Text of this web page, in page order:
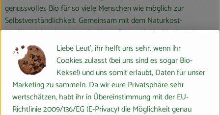
genussvolles Bio für so viele Menschen wie möglich zur
Selbstverständlichkeit. Gemeinsam mit dem Naturkost-
Fachhandel und unseren Kunden stärken wir die ökologische
Landwirtschaft und schaffen eine wichtige Voraussetzung für die
Sicherung einer artenreichen und lebenswerten Umwelt.
Liebe Leut', ihr helft uns sehr, wenn ihr
Cookies zulasst (bei uns sind es sogar Bio-
Kekse!) und uns somit erlaubt, Daten für unser
Marketing zu sammeln. Da wir eure Privatsphäre sehr
wertschätzen, habt ihr in Übereinstimmung mit der EU-
Richtlinie 2009/136/EG (E-Privacy) die Möglichkeit genau